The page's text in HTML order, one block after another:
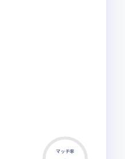
マッチ率